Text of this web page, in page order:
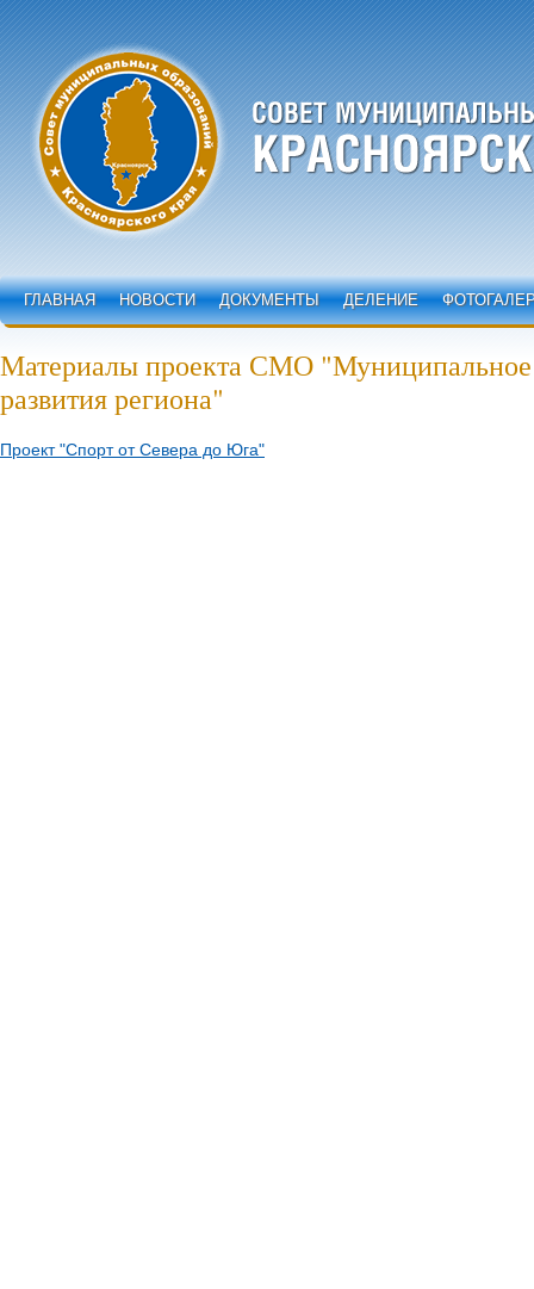
ГЛАВНАЯ НОВОСТИ ДОКУМЕНТЫ ДЕЛЕНИЕ
Материалы проекта СМО "Муниципальное
развития региона"
Проект "Спорт от Севера до Юга"